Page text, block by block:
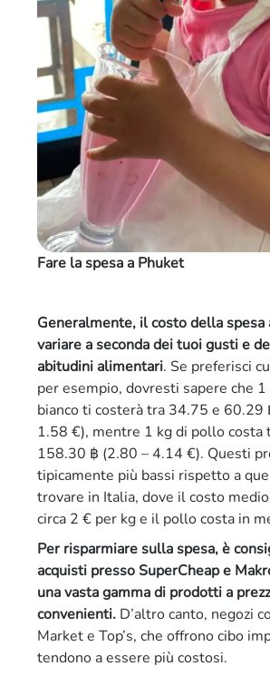
Fare la spesa a Phuket
Generalmente, il costo della spesa
variare a seconda dei tuoi gusti e
abitudini alimentari. Se preferisci
per esempio, dovresti sapere che
bianco ti costerà tra 34.75 e 60.29
1.58 €), mentre 1 kg di pollo costa
158.30 ฿ (2.80 – 4.14 €). Questi
tipicamente più bassi rispetto a
trovare in Italia, dove il costo
circa 2 € per kg e il pollo costa in
Per risparmiare sulla spesa, è
acquisti presso SuperCheap e
una vasta gamma di prodotti a
convenienti. D’altro canto, negozi
Market e Top’s, che offrono cibo
tendono a essere più costosi.